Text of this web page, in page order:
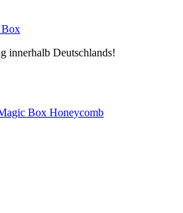
innerhalb Deutschlands!
Box Honeycomb